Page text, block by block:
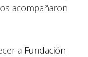
acompañaron
a Fundación